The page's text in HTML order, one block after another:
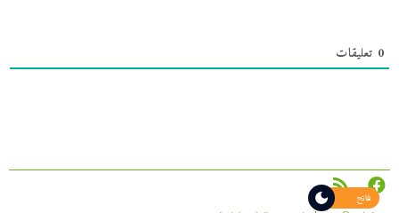
0 تعليقات
فاتح